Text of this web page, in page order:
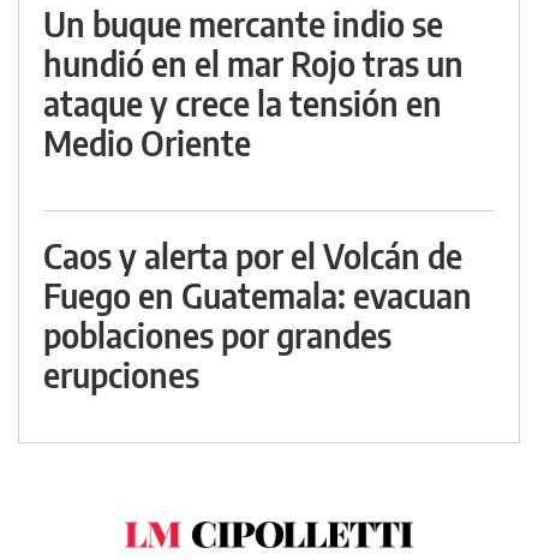
Un buque mercante indio se
hundió en el mar Rojo tras un
ataque y crece la tensión en
Medio Oriente
Caos y alerta por el Volcán de
Fuego en Guatemala: evacuan
poblaciones por grandes
erupciones